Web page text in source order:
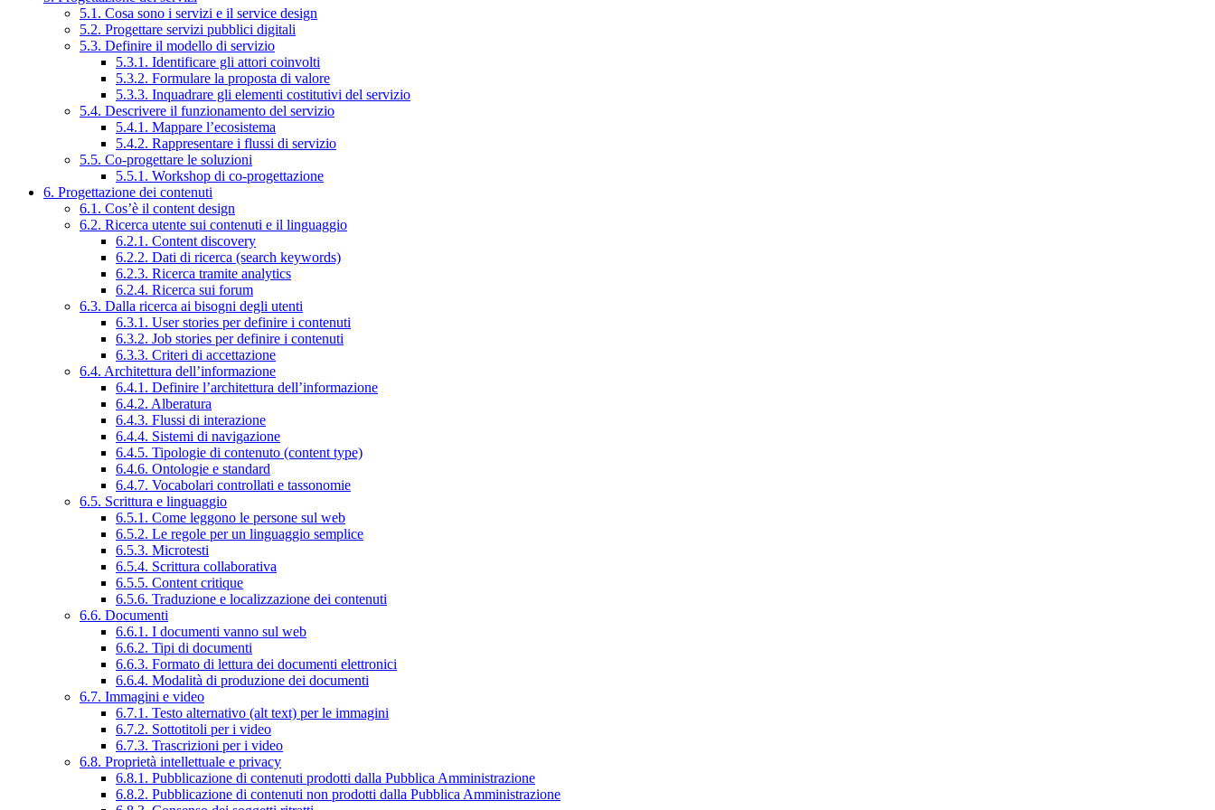
5.1. Cosa sono i servizi e il service design
5.2. Progettare servizi pubblici digitali
5.3. Definire il modello di servizio
5.3.1. Identificare gli attori coinvolti
5.3.2. Formulare la proposta di valore
5.3.3. Inquadrare gli elementi costitutivi del servizio
5.4. Descrivere il funzionamento del servizio
5.4.1. Mappare l’ecosistema
5.4.2. Rappresentare i flussi di servizio
5.5. Co-progettare le soluzioni
5.5.1. Workshop di co-progettazione
6. Progettazione dei contenuti
6.1. Cos’è il content design
6.2. Ricerca utente sui contenuti e il linguaggio
6.2.1. Content discovery
6.2.2. Dati di ricerca (search keywords)
6.2.3. Ricerca tramite analytics
6.2.4. Ricerca sui forum
6.3. Dalla ricerca ai bisogni degli utenti
6.3.1. User stories per definire i contenuti
6.3.2. Job stories per definire i contenuti
6.3.3. Criteri di accettazione
6.4. Architettura dell’informazione
6.4.1. Definire l’architettura dell’informazione
6.4.2. Alberatura
6.4.3. Flussi di interazione
6.4.4. Sistemi di navigazione
6.4.5. Tipologie di contenuto (content type)
6.4.6. Ontologie e standard
6.4.7. Vocabolari controllati e tassonomie
6.5. Scrittura e linguaggio
6.5.1. Come leggono le persone sul web
6.5.2. Le regole per un linguaggio semplice
6.5.3. Microtesti
6.5.4. Scrittura collaborativa
6.5.5. Content critique
6.5.6. Traduzione e localizzazione dei contenuti
6.6. Documenti
6.6.1. I documenti vanno sul web
6.6.2. Tipi di documenti
6.6.3. Formato di lettura dei documenti elettronici
6.6.4. Modalità di produzione dei documenti
6.7. Immagini e video
6.7.1. Testo alternativo (alt text) per le immagini
6.7.2. Sottotitoli per i video
6.7.3. Trascrizioni per i video
6.8. Proprietà intellettuale e privacy
6.8.1. Pubblicazione di contenuti prodotti dalla Pubblica Amministrazione
6.8.2. Pubblicazione di contenuti non prodotti dalla Pubblica Amministrazione